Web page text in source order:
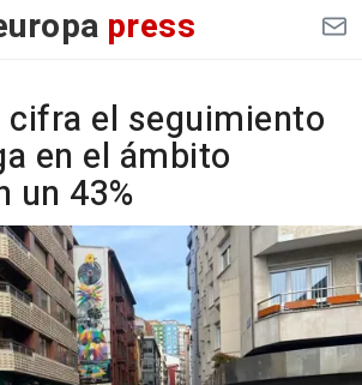
press
cifra el seguimiento
en el ámbito
un 43%